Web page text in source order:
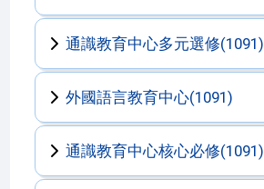
通識教育中心多元選修(1091)
外國語言教育中心(1091)
通識教育中心核心必修(1091)